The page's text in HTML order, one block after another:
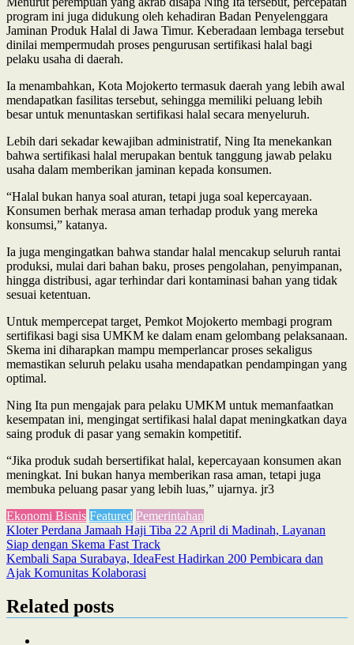
program ini juga didukung oleh kehadiran Badan Penyelenggara
Jaminan Produk Halal di Jawa Timur. Keberadaan lembaga tersebut
dinilai mempermudah proses pengurusan sertifikasi halal bagi
pelaku usaha di daerah.
Ia menambahkan, Kota Mojokerto termasuk daerah yang lebih awal
mendapatkan fasilitas tersebut, sehingga memiliki peluang lebih
besar untuk menuntaskan sertifikasi halal secara menyeluruh.
Lebih dari sekadar kewajiban administratif, Ning Ita menekankan
bahwa sertifikasi halal merupakan bentuk tanggung jawab pelaku
usaha dalam memberikan jaminan kepada konsumen.
“Halal bukan hanya soal aturan, tetapi juga soal kepercayaan.
Konsumen berhak merasa aman terhadap produk yang mereka
konsumsi,” katanya.
Ia juga mengingatkan bahwa standar halal mencakup seluruh rantai
produksi, mulai dari bahan baku, proses pengolahan, penyimpanan,
hingga distribusi, agar terhindar dari kontaminasi bahan yang tidak
sesuai ketentuan.
Untuk mempercepat target, Pemkot Mojokerto membagi program
sertifikasi bagi sisa UMKM ke dalam enam gelombang pelaksanaan.
Skema ini diharapkan mampu memperlancar proses sekaligus
memastikan seluruh pelaku usaha mendapatkan pendampingan yang
optimal.
Ning Ita pun mengajak para pelaku UMKM untuk memanfaatkan
kesempatan ini, mengingat sertifikasi halal dapat meningkatkan daya
saing produk di pasar yang semakin kompetitif.
“Jika produk sudah bersertifikat halal, kepercayaan konsumen akan
meningkat. Ini bukan hanya memberikan rasa aman, tetapi juga
membuka peluang pasar yang lebih luas,” ujarnya. jr3
Ekonomi Bisnis Featured Pemerintahan
Post
navigation
Kloter Perdana Jamaah Haji Tiba 22 April di Madinah, Layanan
Siap dengan Skema Fast Track
Kembali Sapa Surabaya, IdeaFest Hadirkan 200 Pembicara dan
Ajak Komunitas Kolaborasi
Related posts